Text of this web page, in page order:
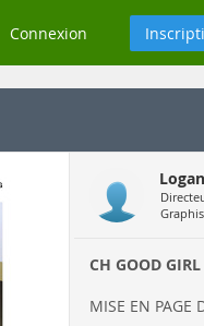
Connexion
CH GOOD
MISE EN PAGE